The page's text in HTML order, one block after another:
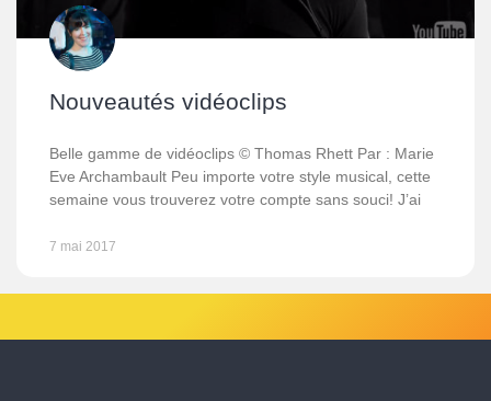
Nouveautés vidéoclips
Belle gamme de vidéoclips © Thomas Rhett Par : Marie
Eve Archambault Peu importe votre style musical, cette
semaine vous trouverez votre compte sans souci! J’ai
7 mai 2017